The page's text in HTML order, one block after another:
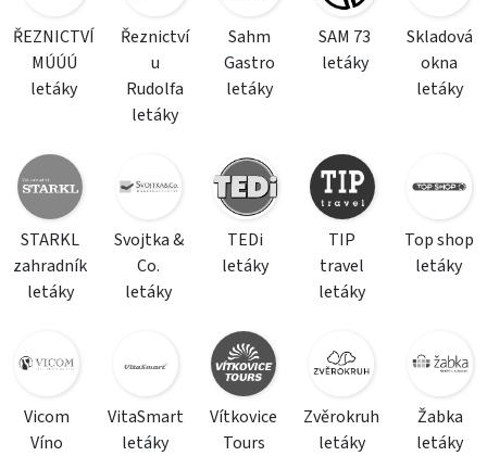
ŘEZNICTVÍ
MÚÚÚ
letáky
Řeznictví
u
Rudolfa
letáky
Sahm
Gastro
letáky
SAM 73
letáky
Skladová
okna
letáky
STARKL
zahradník
letáky
Svojtka &
Co.
letáky
TEDi
letáky
TIP
travel
letáky
Top shop
letáky
Vicom
Víno
VitaSmart
letáky
Vítkovice
Tours
Zvěrokruh
letáky
Žabka
letáky